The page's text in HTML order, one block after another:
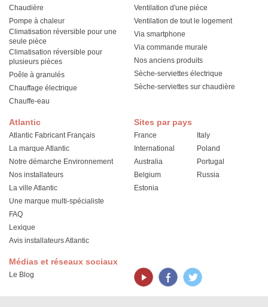
Atlantic
Atlantic Fabricant Français
La marque Atlantic
Notre démarche Environnement
Nos installateurs
La ville Atlantic
Une marque multi-spécialiste
FAQ
Lexique
Avis installateurs Atlantic
Chaudière
Pompe à chaleur
Climatisation réversible pour une
seule pièce
Climatisation réversible pour
plusieurs pièces
Poêle à granulés
Chauffage électrique
Chauffe-eau
Ventilation d'une pièce
Ventilation de tout le logement
Via smartphone
Via commande murale
Nos anciens produits
Sèche-serviettes électrique
Sèche-serviettes sur chaudière
Sites par pays
France
International
Australia
Belgium
Estonia
Italy
Poland
Portugal
Russia
Médias et réseaux sociaux
Le Blog